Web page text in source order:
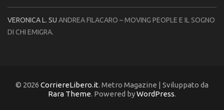
VERONICA L. SU ANDREA FILACARO – MOVING PEOPLE E IL SOGNO
DI CHI EMIGRA.
© 2026 CorriereLibero.it. Metro Magazine | Sviluppato da
Rara Theme. Powered byWordPress.